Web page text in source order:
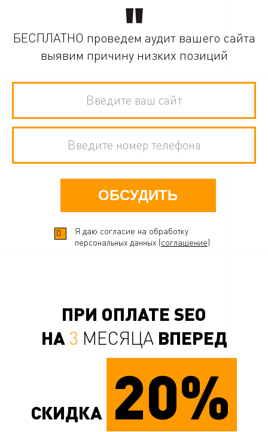
БЕСПЛАТНО проведем аудит вашего сайта
выявим причину низких позиций
Я даю согласие на обработку
персональных данных (соглашение)
ОБСУДИТЬ
ПРИ ОПЛАТЕ SEO
НА 3 МЕСЯЦА ВПЕРЕД
СКИДКА 20%